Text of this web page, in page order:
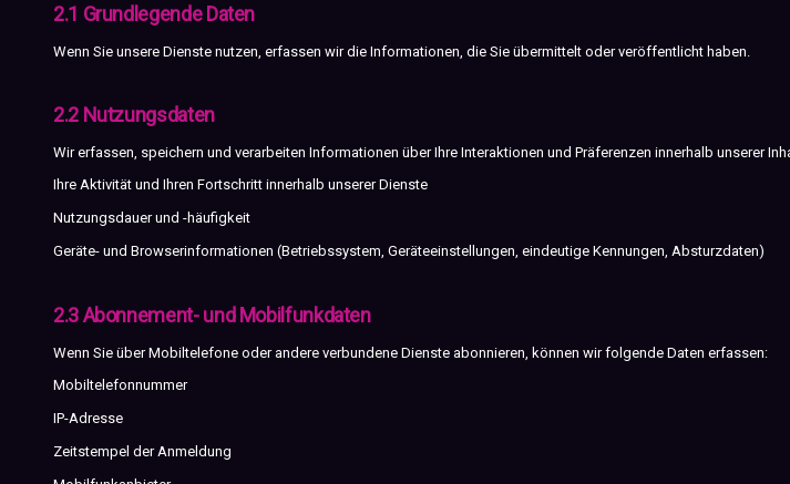
2.1 Grundlegende Daten
Wenn Sie unsere Dienste nutzen, erfassen wir die Informationen, die Sie übermittelt oder veröffentlicht haben.
2.2 Nutzungsdaten
Wir erfassen, speichern und verarbeiten Informationen über Ihre Interaktionen und Präferenzen innerhalb unserer
Ihre Aktivität und Ihren Fortschritt innerhalb unserer Dienste
Nutzungsdauer und -häufigkeit
Geräte- und Browserinformationen (Betriebssystem, Geräteeinstellungen, eindeutige Kennungen, Absturzdaten)
2.3 Abonnement- und Mobilfunkdaten
Wenn Sie über Mobiltelefone oder andere verbundene Dienste abonnieren, können wir folgende Daten erfassen:
Mobiltelefonnummer
IP-Adresse
Zeitstempel der Anmeldung